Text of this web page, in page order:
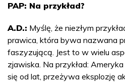
PAP: Na przykład?
A.D.: Myślę, że niezłym
prawica, która bywa nazwana
faszyzującą. Jest to w wielu
zjawiska. Na przykład:
się od lat, przeżywa eksplozję